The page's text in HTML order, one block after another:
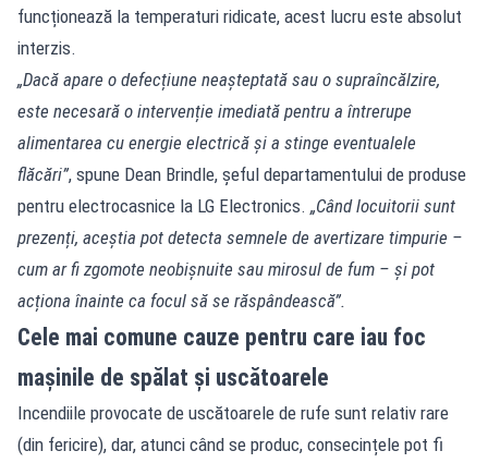
funcționează la temperaturi ridicate, acest lucru este absolut
interzis.
„Dacă apare o defecțiune neașteptată sau o supraîncălzire,
este necesară o intervenție imediată pentru a întrerupe
alimentarea cu energie electrică și a stinge eventualele
flăcări”, spune Dean Brindle, șeful departamentului de produse
pentru electrocasnice la LG Electronics. „Când locuitorii sunt
prezenți, aceștia pot detecta semnele de avertizare timpurie –
cum ar fi zgomote neobișnuite sau mirosul de fum – și pot
acționa înainte ca focul să se răspândească”.
Cele mai comune cauze pentru care iau foc
mașinile de spălat și uscătoarele
Incendiile provocate de uscătoarele de rufe sunt relativ rare
(din fericire), dar, atunci când se produc, consecințele pot fi